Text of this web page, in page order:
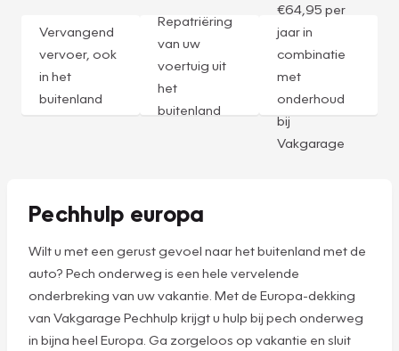
Vervangend
vervoer, ook
in het
buitenland
Repatriëring
van uw
voertuig uit
het
buitenland
€64,95 per
jaar in
combinatie
met
onderhoud
bij
Vakgarage
Pechhulp europa
Wilt u met een gerust gevoel naar het buitenland met de
auto? Pech onderweg is een hele vervelende
onderbreking van uw vakantie. Met de Europa-dekking
van Vakgarage Pechhulp krijgt u hulp bij pech onderweg
in bijna heel Europa. Ga zorgeloos op vakantie en sluit